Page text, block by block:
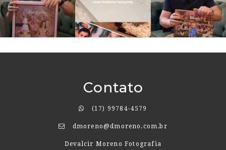
Contato
(17) 99784-4579
dmoreno@dmoreno.com.br
Devalcir Moreno Fotografia